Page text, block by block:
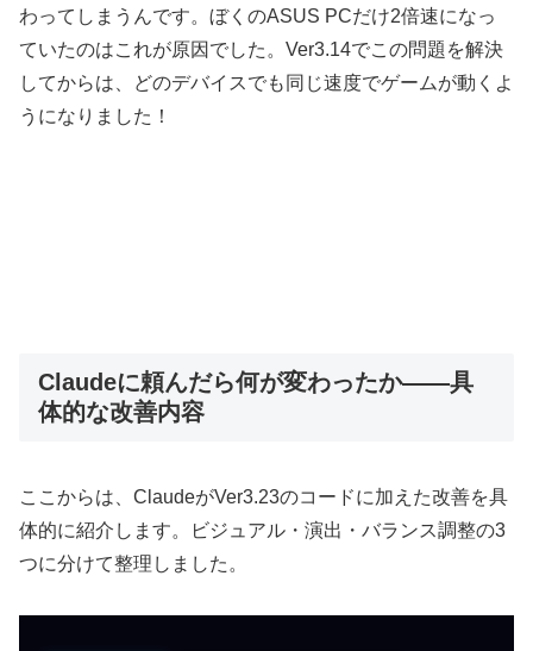
わってしまうんです。ぼくのASUS PCだけ2倍速になっ
ていたのはこれが原因でした。Ver3.14でこの問題を解決
してからは、どのデバイスでも同じ速度でゲームが動くよ
うになりました！
Claudeに頼んだら何が変わったか——具
体的な改善内容
ここからは、ClaudeがVer3.23のコードに加えた改善を具
体的に紹介します。ビジュアル・演出・バランス調整の3
つに分けて整理しました。